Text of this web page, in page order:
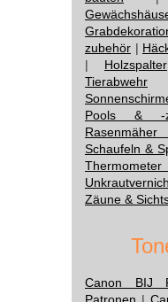
zubehör |
| Holzspalter
Tierabwehr
Pools & -
Schaufeln &
Zäune &
Canon BIJ